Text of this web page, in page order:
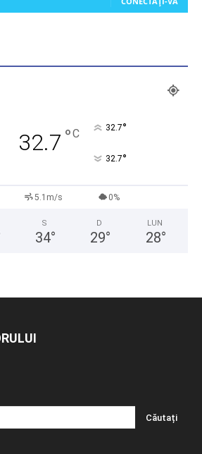
32.7 °C 32.7°
32.7°
5.1m/s 0%
S
34°
D
29°
LUN
28°